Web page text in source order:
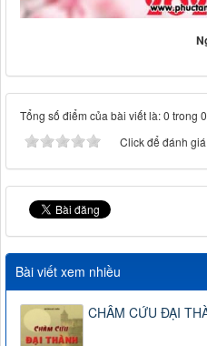
Tổng số điểm của bài viết là: 0 trong
Click để đánh
Bài viết xem nhiều
CHÂM CỨU ĐẠI